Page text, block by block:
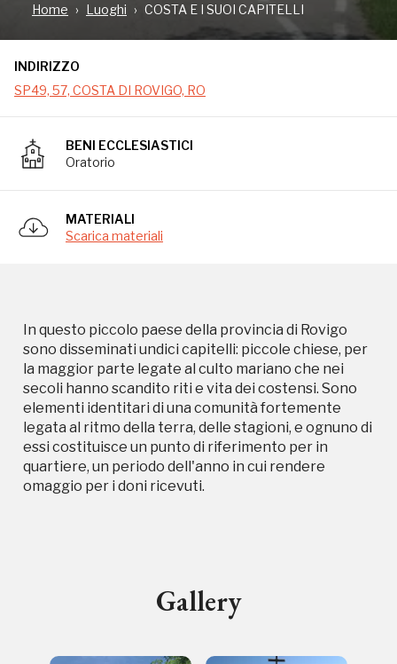
Home Luoghi COSTA E I SUOI CAPITELLI
INDIRIZZO
SP49, 57, COSTA DI ROVIGO, RO
BENI ECCLESIASTICI
Oratorio
MATERIALI
Scarica materiali
In questo piccolo paese della provincia di Rovigo
sono disseminati undici capitelli: piccole chiese, per
la maggior parte legate al culto mariano che nei
secoli hanno scandito riti e vita dei costensi. Sono
elementi identitari di una comunità fortemente
legata al ritmo della terra, delle stagioni, e ognuno di
essi costituisce un punto di riferimento per in
quartiere, un periodo dell'anno in cui rendere
omaggio per i doni ricevuti.
Gallery
In questo piccolo paese della provincia di Rovigo
sono disseminati undici capitelli: piccole chiese, per
elementi identitari di una comunità fortemente
legata al ritmo della terra, delle stagioni, e ognuno di
omaggio per i doni ricevuti.
Campagne in corso in questo
luogo
I Luoghi del Cuore